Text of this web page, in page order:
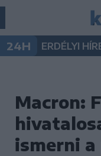
24H ERDÉLYI
Macron:
ismerni